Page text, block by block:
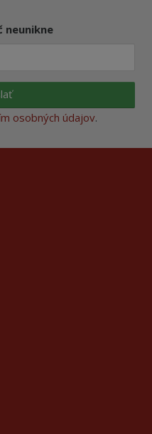
neunikne
osobných údajov.